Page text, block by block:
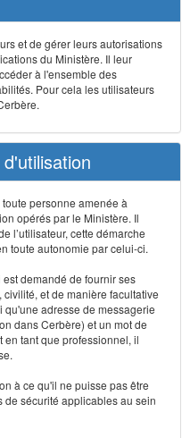
et de gérer leurs autorisations
du Ministère. Il leur
à l'ensemble des
Pour cela les utilisateurs
personne amenée à
opérés par le Ministère. Il
l’utilisateur, cette démarche
toute autonomie par celui-ci.
demandé de fournir ses
et de manière facultative
qu'une adresse de messagerie
dans Cerbère) et un mot de
tant que professionnel, il
à ce qu'il ne puisse pas être
de sécurité applicables au sein